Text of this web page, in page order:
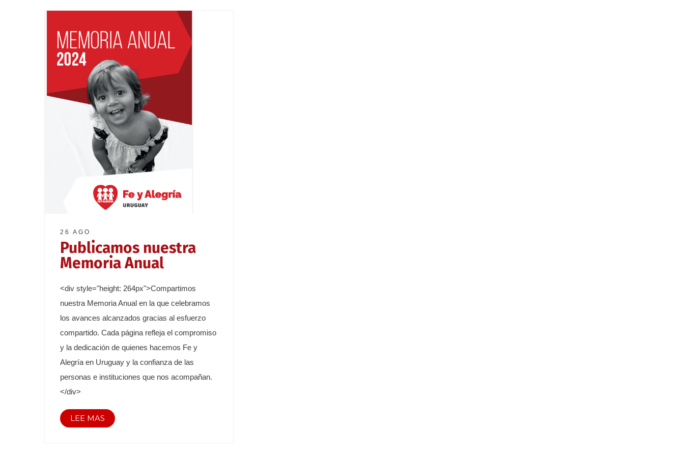
26 AGO
Publicamos nuestra
Memoria Anual
<div style="height: 264px">Compartimos
nuestra Memoria Anual en la que celebramos
los avances alcanzados gracias al esfuerzo
compartido. Cada página refleja el compromiso
y la dedicación de quienes hacemos Fe y
Alegría en Uruguay y la confianza de las
personas e instituciones que nos acompañan.
</div>
LEE MAS